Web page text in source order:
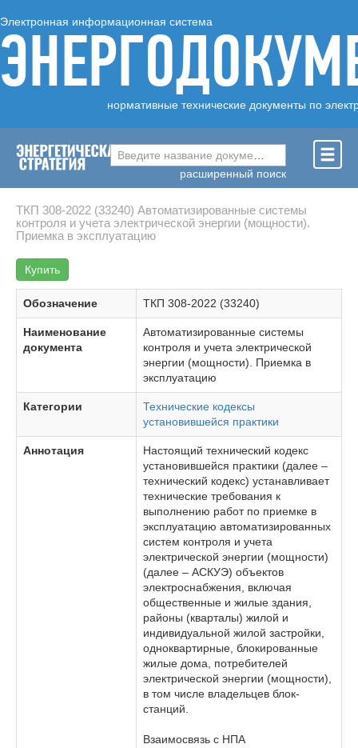
Электронная информационная система
нормативные технические документы по
Введите название документа ...
расширенный поиск
ТКП 308-2022 (33240) Автоматизированные системы
контроля и учета электрической энергии (мощности).
Приемка в эксплуатацию
Купить
Обозначение ТКП 308-2022 (33240)
Наименование
документа
Автоматизированные системы
контроля и учета электрической
энергии (мощности). Приемка в
эксплуатацию
Категории
Технические кодексы
установившейся практики
Аннотация
Настоящий технический кодекс
установившейся практики (далее –
технический кодекс) устанавливает
технические требования к
выполнению работ по приемке в
эксплуатацию автоматизированных
систем контроля и учета
электрической энергии (мощности)
(далее – АСКУЭ) объектов
электроснабжения, включая
общественные и жилые здания,
районы (кварталы) жилой и
индивидуальной жилой застройки,
одноквартирные, блокированные
жилые дома, потребителей
электрической энергии (мощности),
в том числе владельцев блок-
станций.
Взаимосвязь с НПА